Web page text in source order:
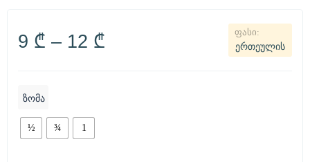
9 ₾ – 12 ₾ ერთეულის
ზომა
½ ¾ 1